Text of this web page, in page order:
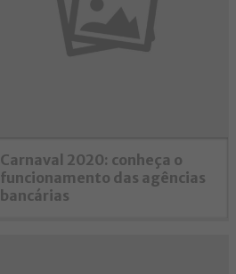
Carnaval 2020: conheça o
funcionamento das agências
bancárias